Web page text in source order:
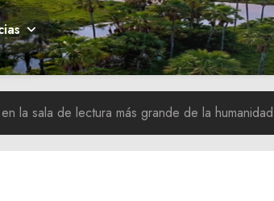
la sala de lectura más grande de la humanidad